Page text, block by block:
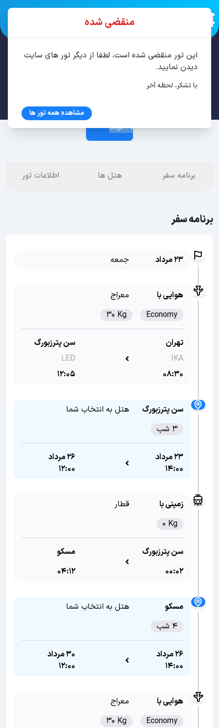
تور سن پترزبورگ، مسکو 7 شب مرداد
30 مرداد
برنامه سفر هتل ها اطلاعات تور
برنامه سفر
23 مرداد جمعه
هوایی با
معراج
Economy
30 Kg
تهران
IKA
08:30
سن پترزبورگ
LED
12:05
سن پترزبورگ
هتل به انتخاب شما
3 شب
23 مرداد
14:00
26 مرداد
12:00
زمینی با
قطار
0 Kg
سن پترزبورگ
00:02
مسکو
04:12
مسکو
هتل به انتخاب شما
4 شب
26 مرداد
14:00
30 مرداد
12:00
هوایی با
معراج
Economy
30 Kg
منقضی شده
این تور منقضی شده است، لطفا از دیگر تور های سایت
دیدن نمایید.
با تشکر، لحظه آخر
مشاهده همه تور ها